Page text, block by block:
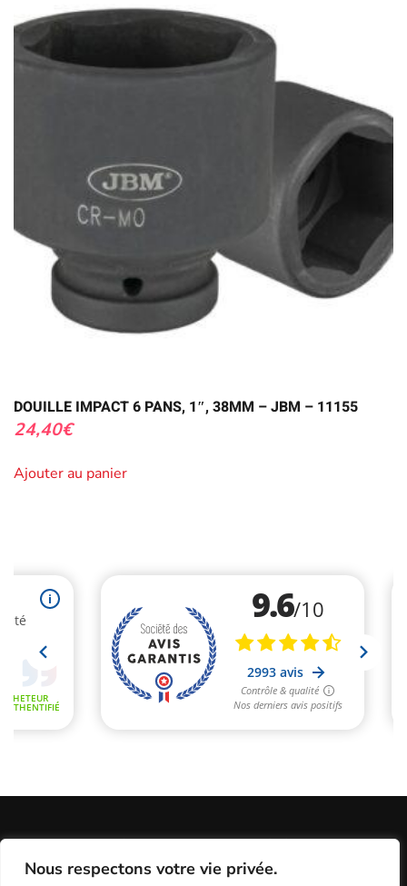
Nous respectons votre vie privée.
DOUILLE IMPACT 6 PANS, 1″, 38MM – JBM – 11155
24,40€
Ajouter au panier
Informations Légales
Conditions Générales de Vente
Politique de Confidentialité / Cookies / RGP